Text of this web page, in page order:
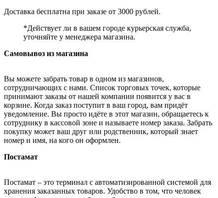
Доставка бесплатна при заказе от 3000 рублей.
*Действует ли в вашем городе курьерская служба,
уточняйте у менеджера магазина.
Самовывоз из магазина
Вы можете забрать товар в одном из магазинов,
сотрудничающих с нами. Список торговых точек, которые
принимают заказы от нашей компании появится у вас в
корзине. Когда заказ поступит в ваш город, вам придёт
уведомление. Вы просто идёте в этот магазин, обращаетесь к
сотруднику в кассовой зоне и называете номер заказа. Забрать
покупку может ваш друг или родственник, который знает
номер и имя, на кого он оформлен.
Постамат
Постамат – это терминал с автоматизированной системой для
хранения заказанных товаров. Удобство в том, что человек